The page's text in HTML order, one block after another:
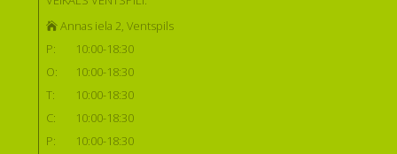
Annas iela 2, Ventspils
P:
10:00-18:30
O:
10:00-18:30
T:
10:00-18:30
C:
10:00-18:30
P:
10:00-18:30